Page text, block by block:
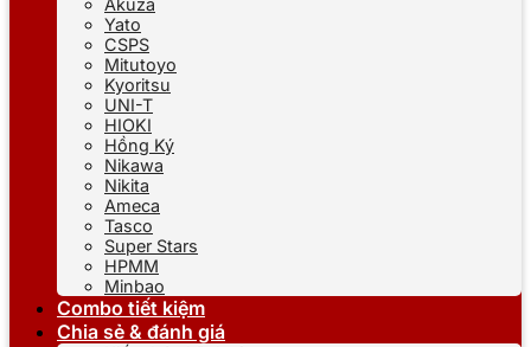
Akuza
Yato
CSPS
Mitutoyo
Kyoritsu
UNI-T
HIOKI
Hồng Ký
Nikawa
Nikita
Ameca
Tasco
Super Stars
HPMM
Minbao
Combo tiết kiệm
Chia sẻ & đánh giá